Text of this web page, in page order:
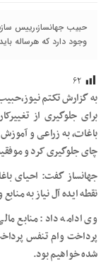
وجود دارد که هرساله باید ۵۰۰ تا ۶۰۰ هکتار احیا کنیم.
۶۲
به گزارش تکتم
برای جلوگیری از
باغات، به زراعی و
چای جلوگیری کرد و
جهانساز گفت: احیای
نقطه ایده آل نیاز به
وی ادامه داد: منابع
پرداخت وام تنفس
شده خواهیم بود.